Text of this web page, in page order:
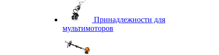
Принадлежности для
мультимоторов